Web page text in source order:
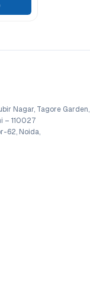
Nagar, Tagore Garden,
– 110027
62, Noida,